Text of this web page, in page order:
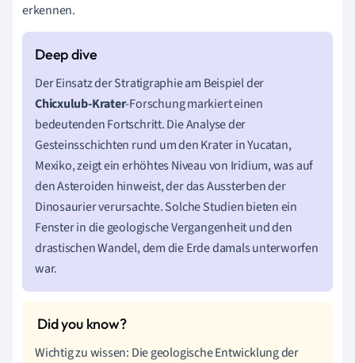
erkennen.
Der Einsatz der Stratigraphie am Beispiel der
Chicxulub-Krater-Forschung markiert einen
bedeutenden Fortschritt. Die Analyse der
Gesteinsschichten rund um den Krater in Yucatan,
Mexiko, zeigt ein erhöhtes Niveau von Iridium, was auf
den Asteroiden hinweist, der das Aussterben der
Dinosaurier verursachte. Solche Studien bieten ein
Fenster in die geologische Vergangenheit und den
drastischen Wandel, dem die Erde damals unterworfen
war.
Wichtig zu wissen: Die geologische Entwicklung der